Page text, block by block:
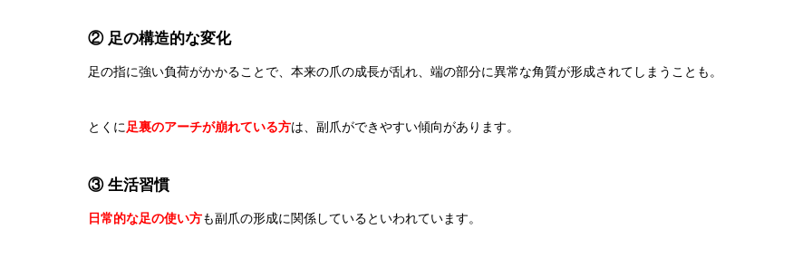
② 足の構造的な変化
足の指に強い負荷がかかることで、本来の爪の成長が乱れ、端の部分に異常な角質が形成されてしまうことも。
とくに 足裏のアーチが崩れている方は、副爪ができやすい傾向があります。
③ 生活習慣
日常的な足の使い方も副爪の形成に関係しているといわれています。